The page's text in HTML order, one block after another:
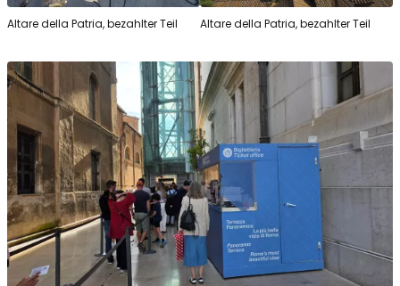
Altare della Patria, bezahlter Teil Altare della Patria, bezahlter Teil